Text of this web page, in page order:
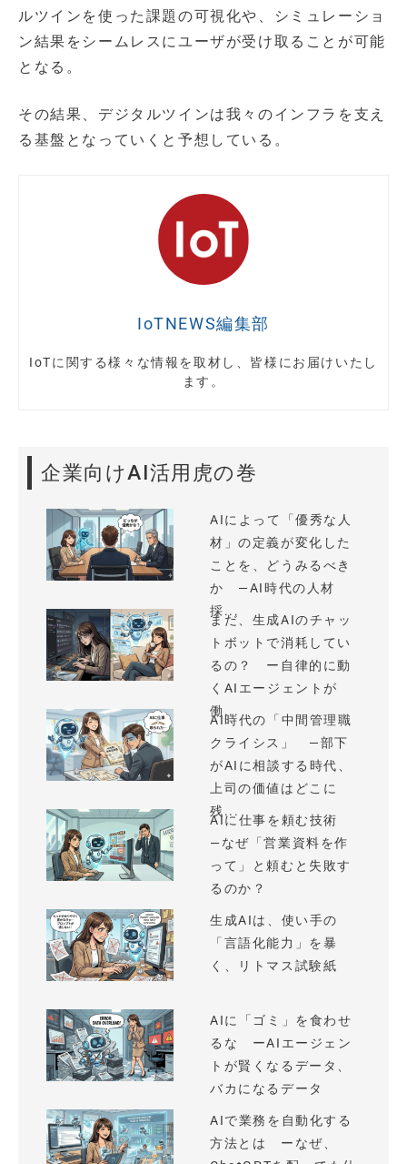
ルツインを使った課題の可視化や、シミュレーショ
ン結果をシームレスにユーザが受け取ることが可能
となる。
その結果、デジタルツインは我々のインフラを支え
る基盤となっていくと予想している。
IoTNEWS編集部
IoTに関する様々な情報を取材し、皆様にお届けいたし
ます。
企業向けAI活用虎の巻
AIによって「優秀な人
材」の定義が変化した
ことを、どうみるべき
か —AI時代の人材
採...
まだ、生成AIのチャッ
トボットで消耗してい
るの？ ー自律的に動
くAIエージェントが
働...
AI時代の「中間管理職
クライシス」 —部下
がAIに相談する時代、
上司の価値はどこに
残...
AIに仕事を頼む技術
—なぜ「営業資料を作
って」と頼むと失敗す
るのか？
生成AIは、使い手の
「言語化能力」を暴
く、リトマス試験紙
AIに「ゴミ」を食わせ
るな ーAIエージェン
トが賢くなるデータ、
バカになるデータ
AIで業務を自動化する
方法とは ーなぜ、